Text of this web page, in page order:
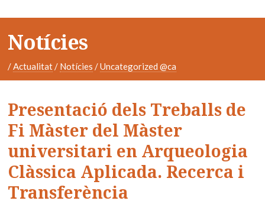
Notícies
/Actualitat/ Notícies /Uncategorized @ca
Presentació dels Treballs de
Fi Màster del Màster
universitari en Arqueologia
Clàssica Aplicada. Recerca i
Transferència